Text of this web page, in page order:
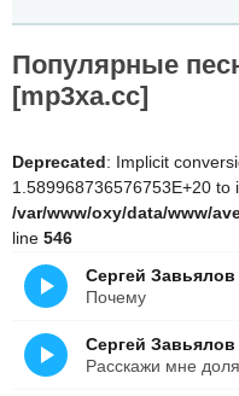
Популярные
[mp3xa.cc]
Deprecated: Implicit
1.589968736576753E+20 to
/var/www/oxy/data/www/
line 546
Сергей Завьялов
Почему
Сергей Завьялов
Расскажи мне доля